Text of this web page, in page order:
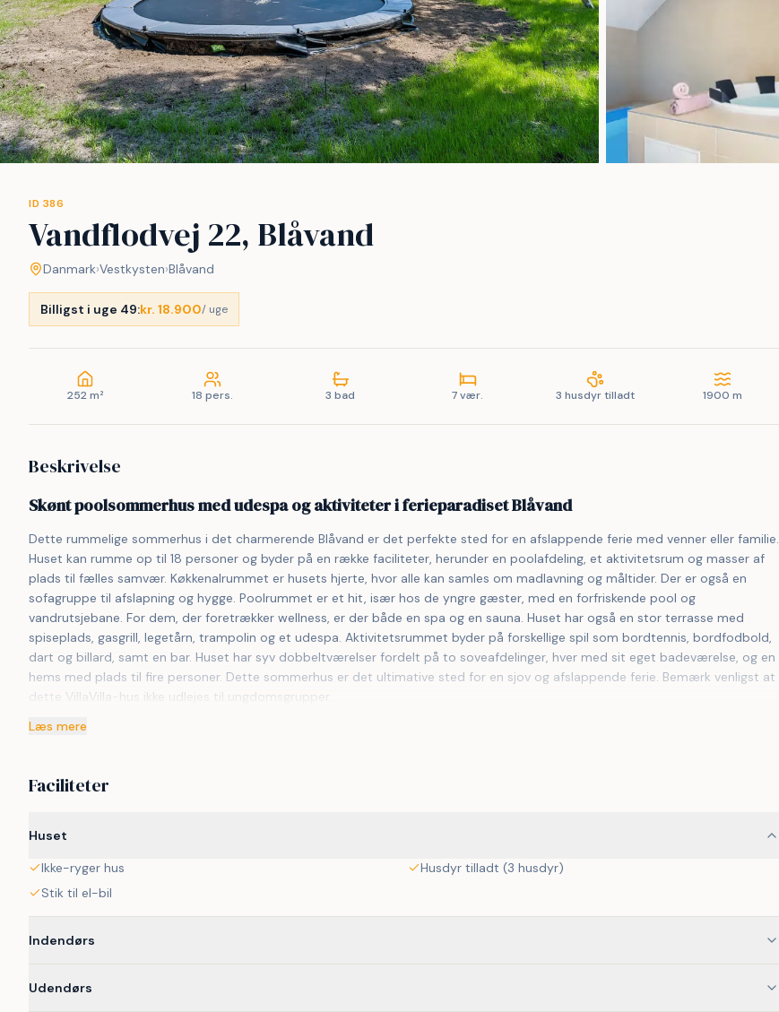
ID 386
Vandflodvej 22, Blåvand
Danmark›Vestkysten›Blåvand
Billigst i uge 49:kr. 18.900/ uge
252 m² 18 pers. 3 bad 7 vær. 3 husdyr tilladt 1900 m
Beskrivelse
Skønt poolsommerhus med udespa og aktiviteter i ferieparadiset Blåvand
Dette rummelige sommerhus i det charmerende Blåvand er det perfekte sted for en afslappende ferie med venner eller familie.
Huset kan rumme op til 18 personer og byder på en række faciliteter, herunder en poolafdeling, et aktivitetsrum og masser af
plads til fælles samvær. Køkkenalrummet er husets hjerte, hvor alle kan samles om madlavning og måltider. Der er også en
sofagruppe til afslapning og hygge. Poolrummet er et hit, især hos de yngre gæster, med en forfriskende pool og
vandrutsjebane. For dem, der foretrækker wellness, er der både en spa og en sauna. Huset har også en stor terrasse med
spiseplads, gasgrill, legetårn, trampolin og et udespa. Aktivitetsrummet byder på forskellige spil som bordtennis, bordfodbold,
dart og billard, samt en bar. Huset har syv dobbeltværelser fordelt på to soveafdelinger, hver med sit eget badeværelse, og en
hems med plads til fire personer. Dette sommerhus er det ultimative sted for en sjov og afslappende ferie. Bemærk venligst at
dette VillaVilla-hus ikke udlejes til ungdomsgrupper.
Læs mere
Faciliteter
Huset
Ikke-ryger hus
Husdyr tilladt (3 husdyr)
Stik til el-bil
Indendørs
Udendørs